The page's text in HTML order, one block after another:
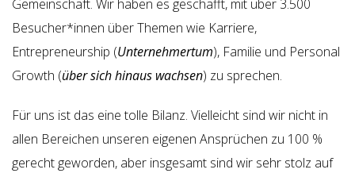
Gemeinschaft. Wir haben es geschafft, mit über 3.500
Besucher*innen über Themen wie Karriere,
Entrepreneurship (Unternehmertum), Familie und Personal
Growth (über sich hinaus wachsen) zu sprechen.
Für uns ist das eine tolle Bilanz. Vielleicht sind wir nicht in
allen Bereichen unseren eigenen Ansprüchen zu 100 %
gerecht geworden, aber insgesamt sind wir sehr stolz auf